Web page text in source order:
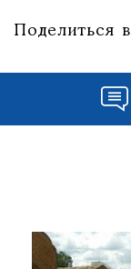
Поделиться в